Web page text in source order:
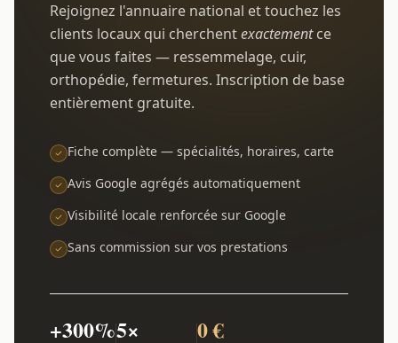
Rejoignez l'annuaire national et touchez les
clients locaux qui cherchentexactementce
que vous faites — ressemmelage, cuir,
orthopédie, fermetures. Inscription de base
entièrement gratuite.
Fiche complète — spécialités, horaires, carte
Avis Google agrégés automatiquement
Visibilité locale renforcée sur Google
Sans commission sur vos prestations
+300%5× 0 €